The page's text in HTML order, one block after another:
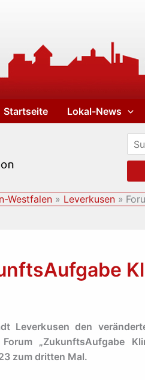
Startseite Lokal-News
Westfalen Leverkusen
Leverkusen den
„ZukunftsAufgabe
zum dritten Mal.